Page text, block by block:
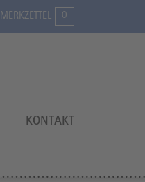
MERKZETTEL 0
KONTAKT